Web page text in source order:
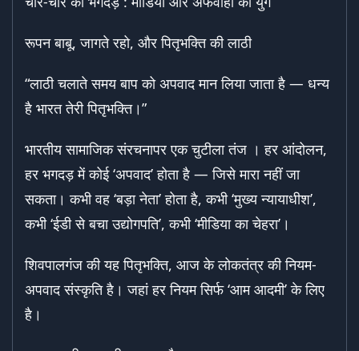
रूपन बाबू, जागते रहो, और पितृभक्ति की लाठी
“लाठी चलाते समय बाप को अपवाद मान लिया जाता है — धन्य
है भारत तेरी पितृभक्ति।”
भारतीय सामाजिक संरचनापर एक चुटीला तंज । हर आंदोलन,
हर भगदड़ में कोई ‘अपवाद’ होता है — जिसे मारा नहीं जा
सकता। कभी वह ‘बड़ा नेता’ होता है, कभी ‘मुख्य न्यायाधीश’,
कभी ‘ईडी से बचा उद्योगपति’, कभी ‘मीडिया का चेहरा’।
शिवपालगंज की यह पितृभक्ति, आज के लोकतंत्र की नियम-
अपवाद संस्कृति है। जहां हर नियम सिर्फ ‘आम आदमी’ के लिए
है।